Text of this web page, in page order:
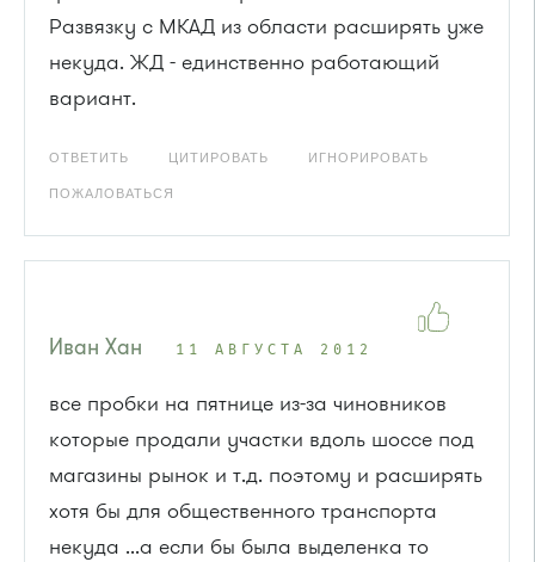
Развязку с МКАД из области расширять уже
некуда. ЖД - единственно работающий
вариант.
ОТВЕТИТЬ ЦИТИРОВАТЬ ИГНОРИРОВАТЬ
ПОЖАЛОВАТЬСЯ
Иван Хан 11 АВГУСТА 2012
все пробки на пятнице из-за чиновников
которые продали участки вдоль шоссе под
магазины рынок и т.д. поэтому и расширять
хотя бы для общественного транспорта
некуда ...а если бы была выделенка то